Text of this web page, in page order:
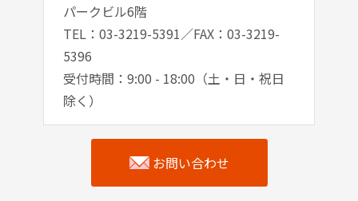
パークビル6階
TEL：03-3219-5391／FAX：03-3219-
5396
受付時間：9:00 - 18:00（土・日・祝日
除く）
お問い合わせ